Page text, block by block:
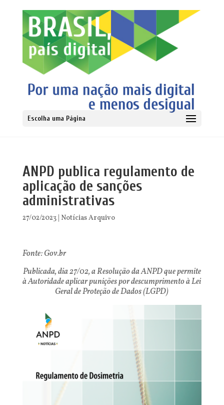
Escolha uma Página
ANPD publica regulamento de
aplicação de sanções
administrativas
27/02/2023| Notícias Arquivo
Fonte: Gov.br
Publicada, dia 27/02, a Resolução da ANPD que permite
à Autoridade aplicar punições por descumprimento à Lei
Geral de Proteção de Dados (LGPD)